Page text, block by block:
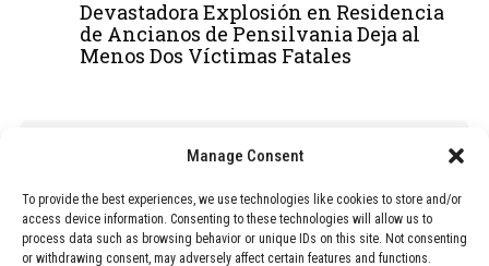
Manage Consent
To provide the best experiences, we use technologies like cookies to store and/or
access device information. Consenting to these technologies will allow us to
process data such as browsing behavior or unique IDs on this site. Not consenting
or withdrawing consent, may adversely affect certain features and functions.
Devastadora Explosión en Residencia
de Ancianos de Pensilvania Deja al
Menos Dos Víctimas Fatales